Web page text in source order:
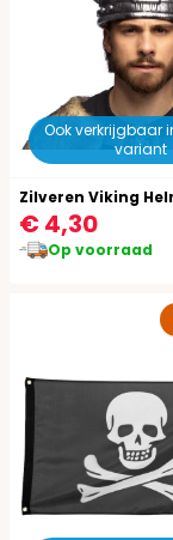
Ook verkrijgbaar
variant
Zilveren Viking
€ 4,30
Op voorraad